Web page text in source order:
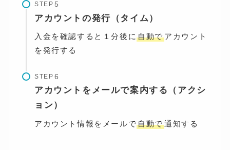
STEP
アカウントの発行（タイム）
入金を確認すると１分後に自動でアカウント
を発行する
STEP
アカウントをメールで案内する（アクシ
ョン）
アカウント情報をメールで自動で通知する